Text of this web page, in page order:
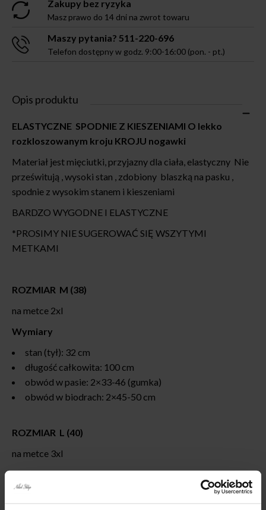
Zakupy bez ryzyka
Masz prawo do 14 dni na zwrot towaru
Maszy pytania? 511-220-696
Telefon dostępny w godz. 9:00-16:00 (pon. - pt.)
Opis produktu
ELASTYCZNE SPODNIE Z KIESZENIAMI O lekko
rozkloszowanym kroju KROJU nogawki
Materiał jest mięciutki, przyjazny dla ciała, elastyczny Nie
prześwitują , wysoki stan , zdobiony blaszką na pasku ,
spodnie z wysokim stanem i kieszeniami
BARDZO WYGODNE I ELASTYCZNE
*PROSIMY NIE SUGEROWAĆ SIĘ WSZYTYMI
METKAMI
ROZMIAR M (38)
na metce 2xl
Wymiary
stan (tył): 32 cm
długość całkowita: 100 cm
obwód w pasie: 2×33-46 (gumka)
obwód w biodrach: 2×45-50 cm
ROZMIAR L (40)
na metce 3xl
Wymiary